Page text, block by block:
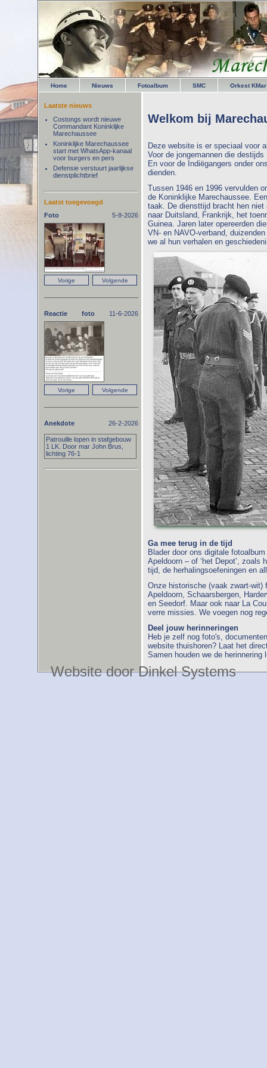
Home Nieuws Fotoalbum SMC Orkest KMar
Welkom bij
Deze website is er speciaal voor
Voor de jongemannen die
En voor de Indiëgangers onder
dienden.
Tussen 1946 en 1996 vervulden
de Koninklijke Marechaussee.
taak. De diensttijd bracht hen
naar Duitsland, Frankrijk, het
Guinea. Jaren later opereerden
VN- en NAVO-verband,
we al hun verhalen en
Ga mee terug in de tijd
Blader door ons digitale
Apeldoorn – of ‘het Depot’, zoals
tijd, de herhalingsoefeningen en
Onze historische (vaak zwart-wit)
Apeldoorn, Schaarsbergen,
en Seedorf. Maar ook naar La
verre missies. We voegen nog
Deel jouw herinneringen
Heb je zelf nog foto's,
website thuishoren? Laat het
Samen houden we de herinnering
Laatste nieuws
Costongs wordt nieuwe
Commandant Koninklijke
Marechaussee
Koninklijke Marechaussee
start met WhatsApp-kanaal
voor burgers en pers
Defensie verstuurt jaarlijkse
dienstplichtbrief
Laatst toegevoegd
Foto
5-8-2026
Reactie foto 11-6-2026
Anekdote 26-2-2026
Patrouille lopen in stafgebouw
1 LK. Door mar John Brus,
lichting 76-1
Website door Dinkel Systems